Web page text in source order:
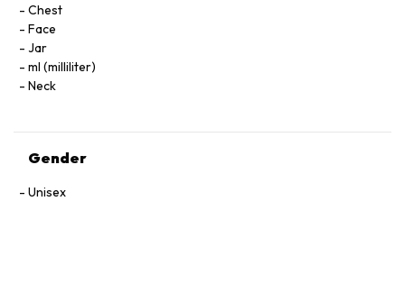
Chest
Face
Jar
ml (milliliter)
Neck
Gender
Unisex